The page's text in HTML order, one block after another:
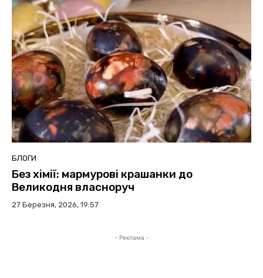
БЛОГИ
Без хімії: мармурові крашанки до
Великодня власноруч
27 Березня, 2026, 19:57
- Реклама -